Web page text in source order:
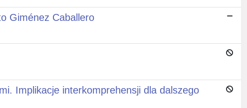
Giménez Caballero
Implikacje interkomprehensji dla dalszego